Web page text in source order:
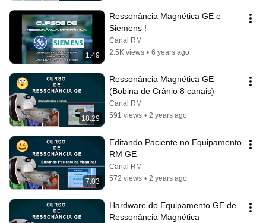
1:49
Ressonância Magnética GE e
Siemens !
Canal RM
2.5K views • 6 years ago
18:29
Ressonância Magnética GE
(Bobina de Crânio 8 canais)
Canal RM
591 views • 2 years ago
7:03
Editando Paciente no Equipamento
RM GE
Canal RM
572 views • 2 years ago
Hardware do Equipamento GE de
Ressonância Magnética